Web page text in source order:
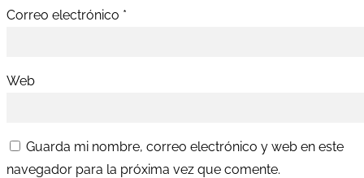
Correo electrónico *
Web
Guarda mi nombre, correo electrónico y web en este
navegador para la próxima vez que comente.